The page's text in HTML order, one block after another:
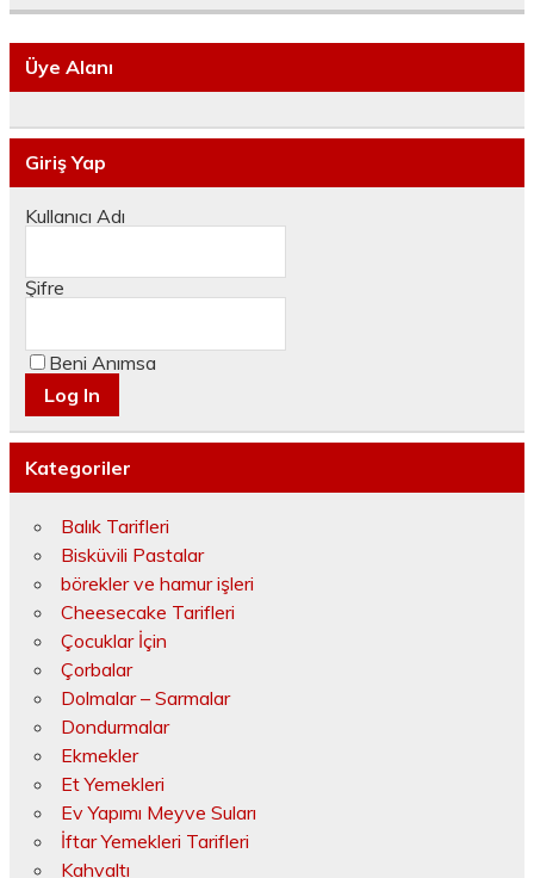
Üye Alanı
Giriş Yap
Kullanıcı Adı
Şifre
Beni Anımsa
Kategoriler
Balık Tarifleri
Bisküvili Pastalar
börekler ve hamur işleri
Cheesecake Tarifleri
Çocuklar İçin
Çorbalar
Dolmalar – Sarmalar
Dondurmalar
Ekmekler
Et Yemekleri
Ev Yapımı Meyve Suları
İftar Yemekleri Tarifleri
Kahvaltı